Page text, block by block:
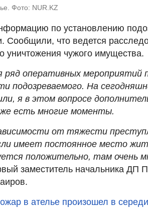
Фото: NUR.KZ
по установлению
Сообщили, что ведется
уничтожения чужого имущества.
ряд оперативных мероприятий
подозреваемого. На
я в этом вопросе
есть многие моменты.
от тяжести
имеет постоянное место
положительно, там очень
заместитель начальника ДП
в ателье произошел в